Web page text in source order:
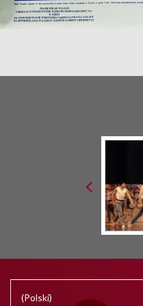
(Polski)